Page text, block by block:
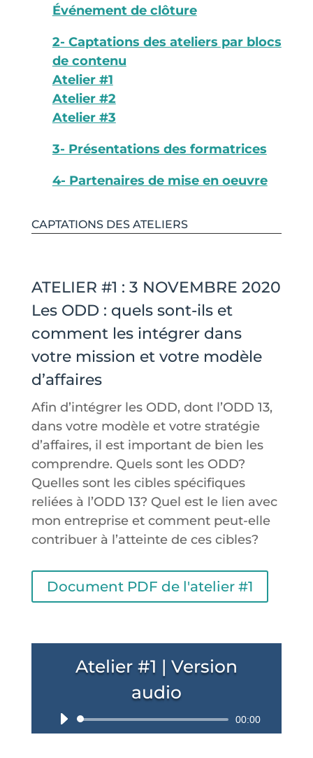
Événement de clôture
2- Captations des ateliers par blocs
de contenu
Atelier #1
Atelier #2
Atelier #3
3- Présentations des formatrices
4- Partenaires de mise en oeuvre
CAPTATIONS DES ATELIERS
ATELIER #1 : 3 NOVEMBRE 2020
Les ODD : quels sont-ils et
comment les intégrer dans
votre mission et votre modèle
d’affaires
Afin d’intégrer les ODD, dont l’ODD 13,
dans votre modèle et votre stratégie
d’affaires, il est important de bien les
comprendre. Quels sont les ODD?
Quelles sont les cibles spécifiques
reliées à l’ODD 13? Quel est le lien avec
mon entreprise et comment peut-elle
contribuer à l’atteinte de ces cibles?
Document PDF de l'atelier #1
Atelier #1 | Version
audio
Lecteur
00:00